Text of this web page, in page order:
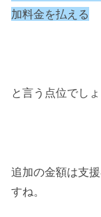
加料金を払える
と言う点位でしょ
追加の金額は支
すね。